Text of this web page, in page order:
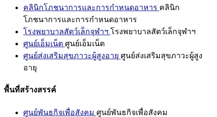
คลินิกโภชนาการและการกำหนดอาหาร คลินิก
โภชนาการและการกำหนดอาหาร
โรงพยาบาลสัตว์เล็กจุฬาฯ โรงพยาบาลสัตว์เล็กจุฬาฯ
ศูนย์เอ็มเน็ต ศูนย์เอ็มเน็ต
ศูนย์ส่งเสริมสุขภาวะผู้สูงอายุ ศูนย์ส่งเสริมสุขภาวะผู้สูง
อายุ
พื้นที่สร้างสรรค์
ศูนย์พันธกิจเพื่อสังคม ศูนย์พันธกิจเพื่อสังคม